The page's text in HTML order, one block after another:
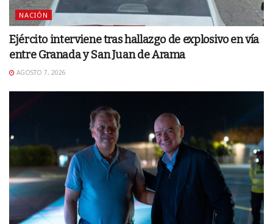
NACIÓN
Ejército interviene tras hallazgo de explosivo en vía
entre Granada y San Juan de Arama
AGOSTO 7, 2026